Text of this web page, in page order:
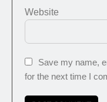
Website
Save my name,
for the next time I